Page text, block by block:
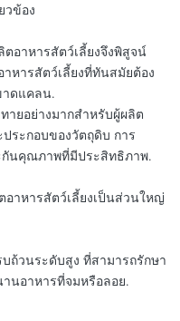
วข้อง
ตอาหารสัตว์เลี้ยงจึงพิสูจน์
หารสัตว์เลี้ยงที่ทันสมัยต้อง
ดแคลน.
ายอย่างมากสําหรับผู้ผลิต
ประกอบของวัตถุดิบ การ
กันคุณภาพที่มีประสิทธิภาพ.
อาหารสัตว์เลี้ยงเป็นส่วนใหญ่
บถ้วนระดับสูง ที่สามารถรักษา
นอาหารที่จมหรือลอย.